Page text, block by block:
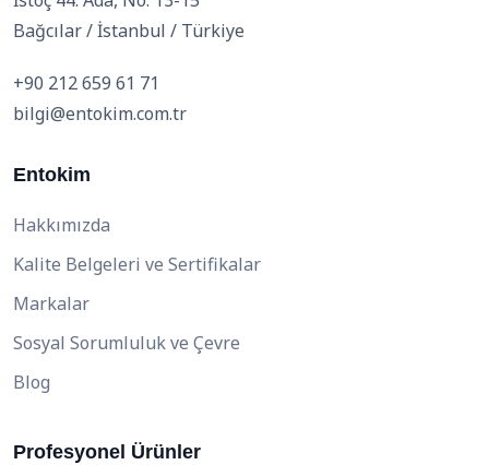
Bağcılar / İstanbul / Türkiye
+90 212 659 61 71
bilgi@entokim.com.tr
Entokim
Hakkımızda
Kalite Belgeleri ve Sertifikalar
Markalar
Sosyal Sorumluluk ve Çevre
Blog
Profesyonel Ürünler